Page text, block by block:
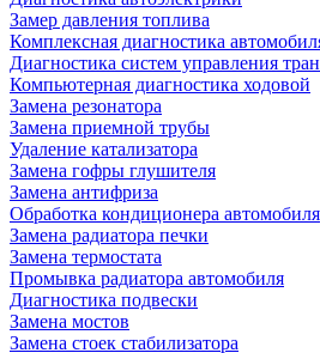
Замер давления топлива
Комплексная диагностика
Диагностика систем управления
Компьютерная диагностика ходовой
Замена резонатора
Замена приемной трубы
Удаление катализатора
Замена гофры глушителя
Замена антифриза
Обработка кондиционера автомобиля
Замена радиатора печки
Замена термостата
Промывка радиатора автомобиля
Диагностика подвески
Замена мостов
Замена стоек стабилизатора